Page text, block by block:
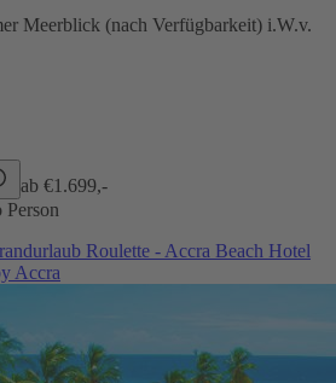
Meerblick (nach Verfügbarkeit) i.W.v.
ab €1.699,-
Person
Roulette - Accra Beach Hotel
Accra